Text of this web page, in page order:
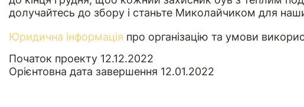
долучайтесь до збору і станьте Миколайчиком для
Юридична інформація про організацію та умови
Початок проекту 12.12.2022
Орієнтовна дата завершення 12.01.2022